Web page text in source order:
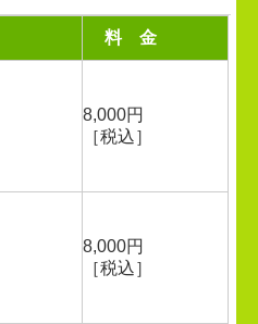
料 金
8,000円
［税込］
8,000円
［税込］